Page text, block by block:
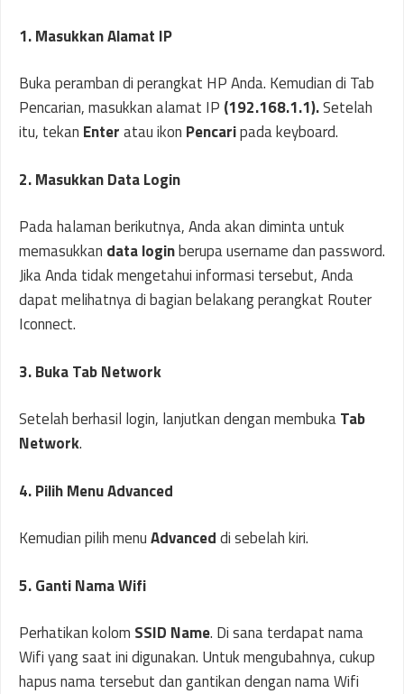
1. Masukkan Alamat IP
Buka peramban di perangkat HP Anda. Kemudian di Tab
Pencarian, masukkan alamat IP (192.168.1.1).Setelah
itu, tekan Enteratau ikon Pencaripada keyboard.
2. Masukkan Data Login
Pada halaman berikutnya, Anda akan diminta untuk
memasukkan data loginberupa username dan password.
Jika Anda tidak mengetahui informasi tersebut, Anda
dapat melihatnya di bagian belakang perangkat Router
Iconnect.
3. Buka Tab Network
Setelah berhasil login, lanjutkan dengan membukaTab
Network.
4. Pilih Menu Advanced
Kemudian pilih menuAdvanceddi sebelah kiri.
5. Ganti Nama Wifi
Perhatikan kolom SSID Name. Di sana terdapat nama
Wifi yang saat ini digunakan. Untuk mengubahnya, cukup
hapus nama tersebut dan gantikan dengan nama Wifi